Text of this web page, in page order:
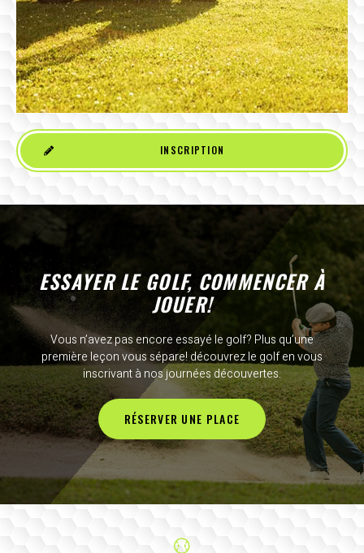
INSCRIPTION
ESSAYER LE GOLF, COMMENCER À
JOUER!
Vous n’avez pas encore essayé le golf? Plus qu’une
première leçon vous sépare! découvrez le golf en vous
inscrivant à nos journées découvertes.
RÉSERVER UNE PLACE